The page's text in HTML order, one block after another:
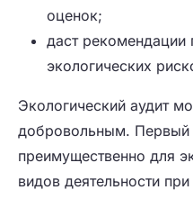
оценок;
даст
экологических
Экологический аудит
добровольным. Первый
преимущественно для
видов деятельности